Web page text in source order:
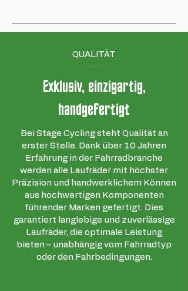
QUALITÄT
Exklusiv, einzigartig,
handgefertigt
Bei Stage Cycling steht Qualität an
erster Stelle. Dank über 10 Jahren
Erfahrung in der Fahrradbranche
werden alle Laufräder mit höchster
Präzision und handwerklichem Können
aus hochwertigen Komponenten
führender Marken gefertigt. Dies
garantiert langlebige und zuverlässige
Laufräder, die optimale Leistung
bieten – unabhängig vom Fahrradtyp
oder den Fahrbedingungen.